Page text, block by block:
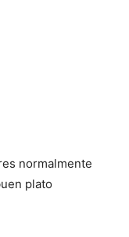
normalmente
plato